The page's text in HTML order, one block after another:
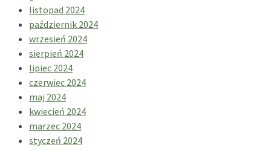
listopad 2024
październik 2024
wrzesień 2024
sierpień 2024
lipiec 2024
czerwiec 2024
maj 2024
kwiecień 2024
marzec 2024
styczeń 2024